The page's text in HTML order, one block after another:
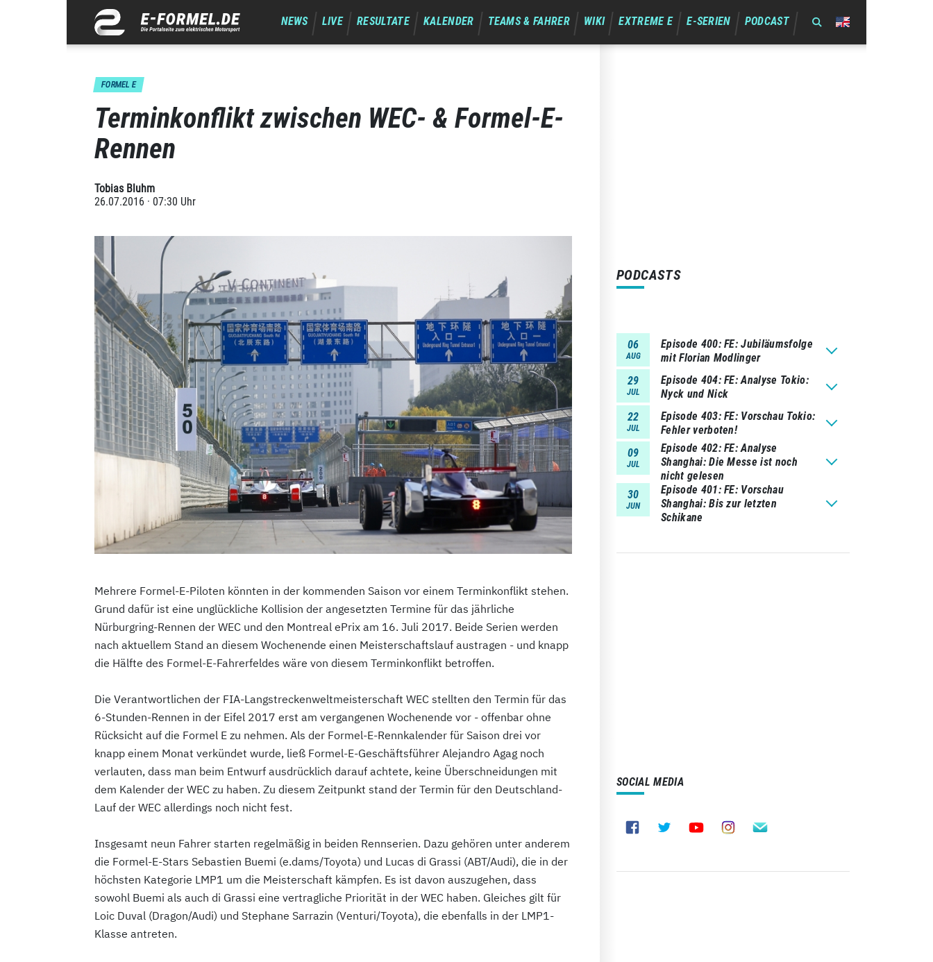
NEWS LIVE RESULTATE KALENDER TEAMS & FAHRER WIKI EXTREME E E-SERIEN PODCAST
FORMEL E
Terminkonflikt zwischen WEC- & Formel-E-
Rennen
Tobias Bluhm
26.07.2016 · 07:30 Uhr
Mehrere Formel-E-Piloten könnten in der kommenden Saison vor einem Terminkonflikt stehen.
Grund dafür ist eine unglückliche Kollision der angesetzten Termine für das jährliche
Nürburgring-Rennen der WEC und den Montreal ePrix am 16. Juli 2017. Beide Serien werden
nach aktuellem Stand an diesem Wochenende einen Meisterschaftslauf austragen - und knapp
die Hälfte des Formel-E-Fahrerfeldes wäre von diesem Terminkonflikt betroffen.
Die Verantwortlichen der FIA-Langstreckenweltmeisterschaft WEC stellten den Termin für das
6-Stunden-Rennen in der Eifel 2017 erst am vergangenen Wochenende vor - offenbar ohne
Rücksicht auf die Formel E zu nehmen. Als der Formel-E-Rennkalender für Saison drei vor
knapp einem Monat verkündet wurde, ließ Formel-E-Geschäftsführer Alejandro Agag noch
verlauten, dass man beim Entwurf ausdrücklich darauf achtete, keine Überschneidungen mit
dem Kalender der WEC zu haben. Zu diesem Zeitpunkt stand der Termin für den Deutschland-
Lauf der WEC allerdings noch nicht fest.
Insgesamt neun Fahrer starten regelmäßig in beiden Rennserien. Dazu gehören unter anderem
die Formel-E-Stars Sebastien Buemi (e.dams/Toyota) und Lucas di Grassi (ABT/Audi), die in der
höchsten Kategorie LMP1 um die Meisterschaft kämpfen. Es ist davon auszugehen, dass
sowohl Buemi als auch di Grassi eine vertragliche Priorität in der WEC haben. Gleiches gilt für
Loic Duval (Dragon/Audi) und Stephane Sarrazin (Venturi/Toyota), die ebenfalls in der LMP1-
Klasse antreten.
PODCASTS
06
AUG
Episode 400 FE: Jubiläumsfolge
mit Florian Modlinger
29
JUL
Episode 404 FE: Analyse Tokio:
Nyck und Nick
22
JUL
Episode 403 FE: Vorschau Tokio:
Fehler verboten!
09
JUL
Episode 402 FE: Analyse
Shanghai: Die Messe ist noch
nicht gelesen
30
JUN
Episode 401 FE: Vorschau
Shanghai: Bis zur letzten
Schikane
SOCIAL MEDIA